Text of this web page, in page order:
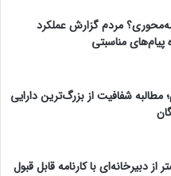
مردم گزارش عملکرد
پیام‌های مناسبتی
مطالبه شفافیت از بزرگ‌ترین دارایی
از دبیرخانه‌ای با کارنامه قابل قبول